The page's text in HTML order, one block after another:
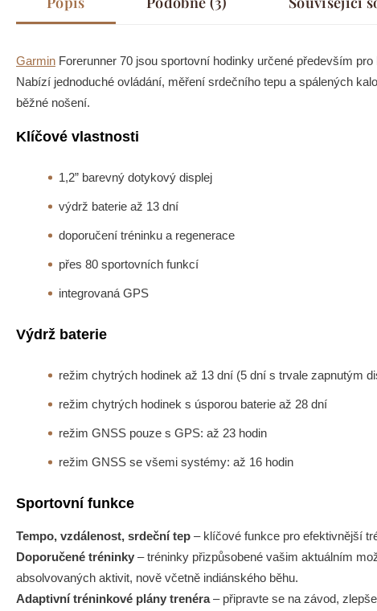
Garmin Forerunner 70 jsou sportovní hodinky určené především
Nabízí jednoduché ovládání, měření srdečního tepu a spálených
běžné nošení.
Klíčové vlastnosti
1,2” barevný dotykový displej
výdrž baterie až 13 dní
doporučení tréninku a regenerace
přes 80 sportovních funkcí
integrovaná GPS
Výdrž baterie
režim chytrých hodinek až 13 dní (5 dní s trvale zapnutým
režim chytrých hodinek s úsporou baterie až 28 dní
režim GNSS pouze s GPS: až 23 hodin
režim GNSS se všemi systémy: až 16 hodin
Sportovní funkce
Tempo, vzdálenost, srdeční tep – klíčové funkce pro efektivnější
Doporučené tréninky – tréninky přizpůsobené vašim aktuálním
absolvovaných aktivit, nově včetně indiánského běhu.
Adaptivní tréninkové plány trenéra– připravte se na závod,